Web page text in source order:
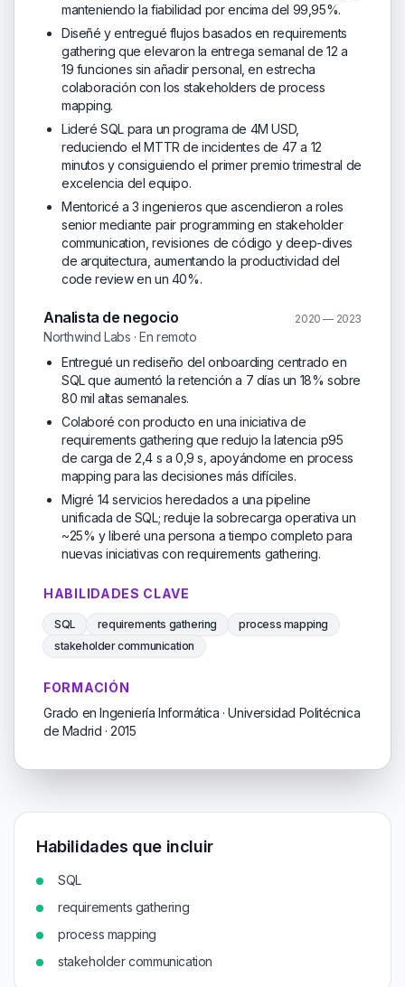
manteniendo la fiabilidad por encima del 99,95%.
Diseñé y entregué flujos basados en requirements
gathering que elevaron la entrega semanal de 12 a
19 funciones sin añadir personal, en estrecha
colaboración con los stakeholders de process
mapping.
Lideré SQL para un programa de 4M USD,
reduciendo el MTTR de incidentes de 47 a 12
minutos y consiguiendo el primer premio trimestral de
excelencia del equipo.
Mentoricé a 3 ingenieros que ascendieron a roles
senior mediante pair programming en stakeholder
communication, revisiones de código y deep-dives
de arquitectura, aumentando la productividad del
code review en un 40%.
Analista de negocio 2020 — 2023
Northwind Labs · En remoto
Entregué un rediseño del onboarding centrado en
SQL que aumentó la retención a 7 días un 18% sobre
80 mil altas semanales.
Colaboré con producto en una iniciativa de
requirements gathering que redujo la latencia p95
de carga de 2,4 s a 0,9 s, apoyándome en process
mapping para las decisiones más difíciles.
Migré 14 servicios heredados a una pipeline
unificada de SQL; reduje la sobrecarga operativa un
~25% y liberé una persona a tiempo completo para
nuevas iniciativas con requirements gathering.
HABILIDADES CLAVE
SQL requirements gathering
process mapping
stakeholder communication
FORMACIÓN
Grado en Ingeniería Informática · Universidad Politécnica
de Madrid · 2015
Habilidades que incluir
SQL
requirements gathering
process mapping
stakeholder communication